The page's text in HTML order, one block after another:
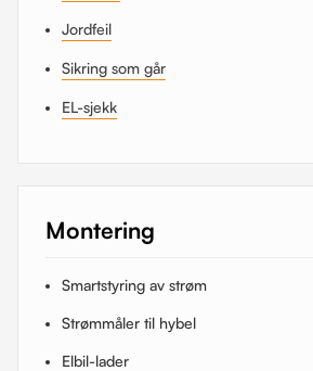
Jordfeil
Sikring som går
EL-sjekk
Montering
Smartstyring av strøm
Strømmåler til hybel
Elbil-lader